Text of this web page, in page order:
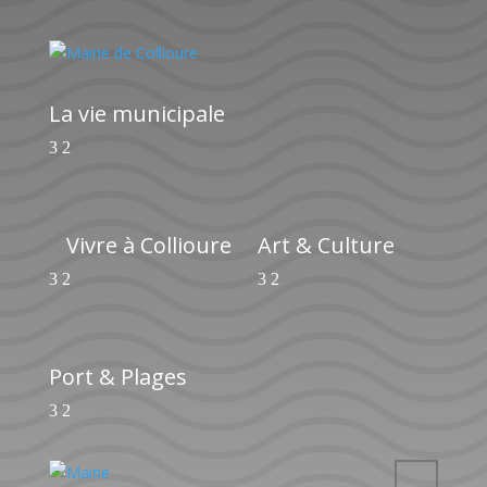
La vie municipale
Vivre à Collioure Art & Culture
Port & Plages